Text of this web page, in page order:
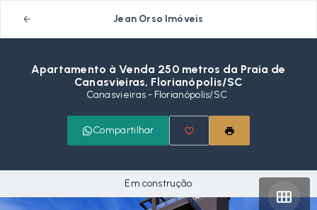
Jean Orso Imóveis
Apartamento à Venda 250 metros da Praia de
Canasvieiras, Florianópolis/SC
Canasvieiras - Florianópolis/SC
Compartilhar
Em construção